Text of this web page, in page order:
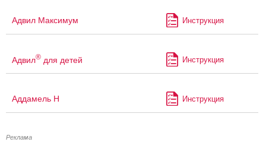
Адвил Максимум Инструкция
Адвил® для детей Инструкция
Аддамель Н Инструкция
Реклама